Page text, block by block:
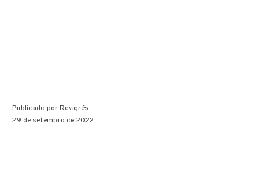
Publicado porRevigrés
29 de setembro de 2022